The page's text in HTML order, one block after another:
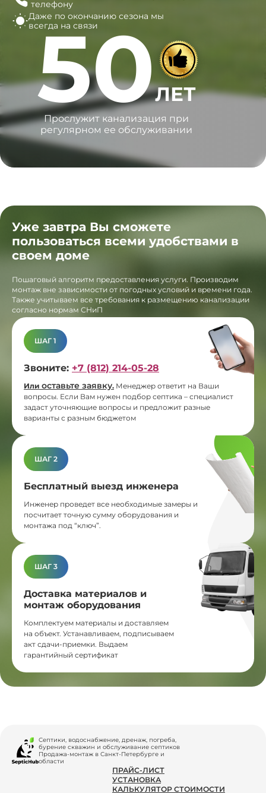
телефону
Даже по окончанию сезона мы
всегда на связи
50ЛЕТ
Прослужит канализация при
регулярном ее обслуживании
Уже завтра Вы сможете
пользоваться всеми удобствами в
своем доме
Пошаговый алгоритм предоставления услуги. Производим
монтаж вне зависимости от погодных условий и времени года.
Также учитываем все требования к размещению канализации
согласно нормам СНиП
ШАГ 1
Звоните: +7 (812) 214-05-28
Или оставьте заявку. Менеджер ответит на Ваши
вопросы. Если Вам нужен подбор септика – специалист
задаст уточняющие вопросы и предложит разные
варианты с разным бюджетом
ШАГ 2
Бесплатный выезд инженера
Инженер проведет все необходимые замеры и
посчитает точную сумму оборудования и
монтажа под “ключ”.
ШАГ 3
Доставка материалов и
монтаж оборудования
Комплектуем материалы и доставляем
на объект. Устанавливаем, подписываем
акт сдачи-приемки. Выдаем
гарантийный сертификат
Септики, водоснабжение, дренаж, погреба,
бурение скважин и обслуживание септиков
Продажа-монтаж в Санкт-Петербурге и
области
ПРАЙС-ЛИСТ
УСТАНОВКА
КАЛЬКУЛЯТОР СТОИМОСТИ